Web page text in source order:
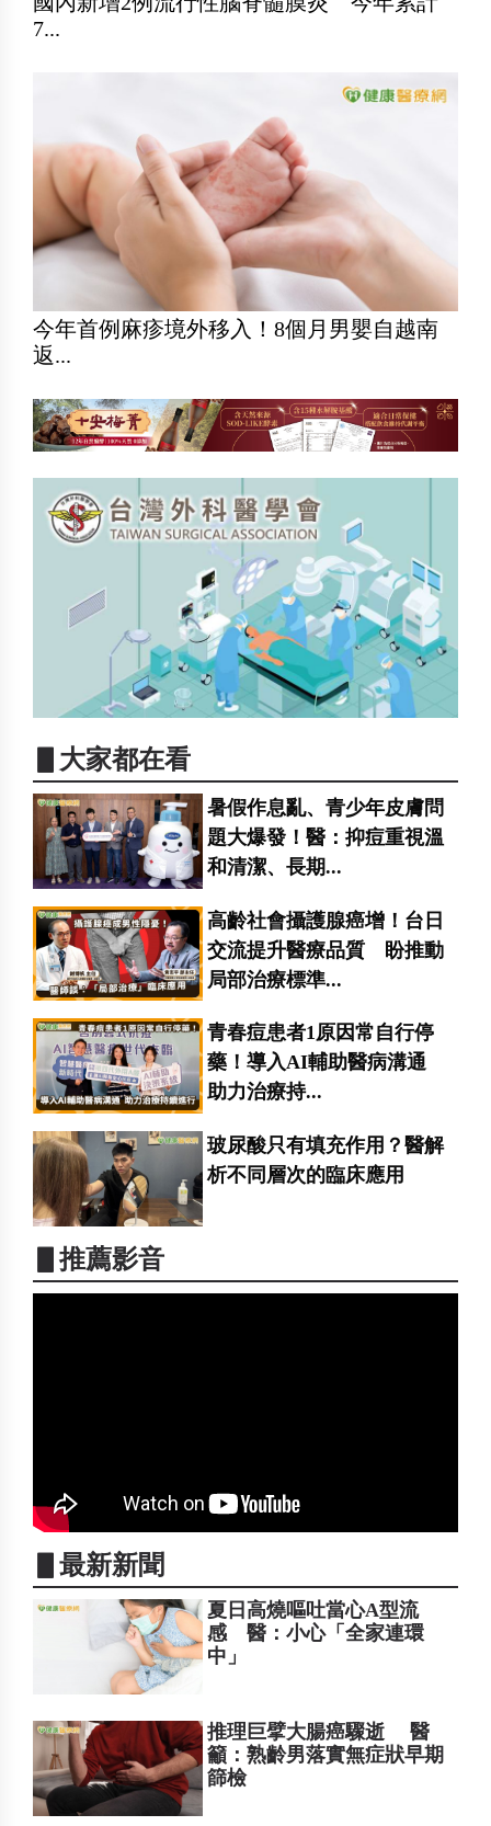
7...
今年首例麻疹境外移入！8個月男嬰自越南
返...
▋大家都在看
暑假作息亂、青少年皮膚問
題大爆發！醫：抑痘重視溫
和清潔、長期...
高齡社會攝護腺癌增！台日
交流提升醫療品質 盼推動
局部治療標準...
青春痘患者1原因常自行停
藥！導入AI輔助醫病溝通
助力治療持...
玻尿酸只有填充作用？醫解
析不同層次的臨床應用
▋推薦影音
▋最新新聞
夏日高燒嘔吐當心A型流
感 醫：小心「全家連環
中」
推理巨擘大腸癌驟逝 醫
籲：熟齡男落實無症狀早期
篩檢